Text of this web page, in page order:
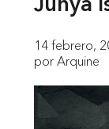
Junya
14 febrero,
por Arquine